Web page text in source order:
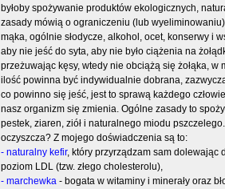
byłoby spożywanie produktów ekologicznych,
zasady mówią o ograniczeniu (lub
mąka, ogólnie słodycze, alkohol, ocet, konserwy i
aby nie jeść do syta, aby nie było ciążenia na
przeżuwając kęsy, wtedy nie obciążą się żołąka,
ilość powinna być indywidualnie dobrana,
co powinno się jeść, jest to sprawą każdego
nasz organizm się zmienia. Ogólne zasady to
pestek, ziaren, ziół i naturalnego miodu
oczyszcza? Z mojego doświadczenia są to:
- naturalny kefir, który przyrządzam sam dolewając
poziom LDL (tzw. złego cholesterolu),
- marchewka - bogata w witaminy i minerały oraz